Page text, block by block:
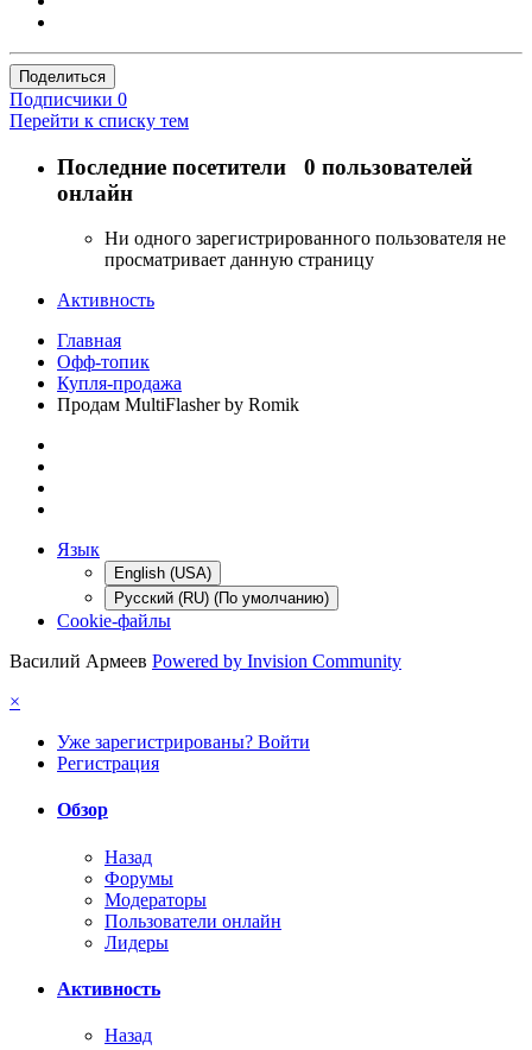
Поделиться
Подписчики 0
Перейти к списку тем
Последние посетители 0 пользователей
онлайн
Ни одного зарегистрированного пользователя не
просматривает данную страницу
Активность
Главная
Офф-топик
Купля-продажа
Продам MultiFlasher by Romik
Язык
English (USA)
Русский (RU) (По умолчанию)
Cookie-файлы
Василий Армеев Powered by Invision Community
×
Уже зарегистрированы? Войти
Регистрация
Обзор
Назад
Форумы
Модераторы
Пользователи онлайн
Лидеры
Активность
Назад